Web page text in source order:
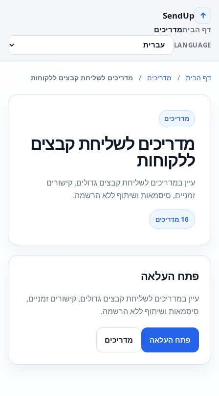
↑
SendUp
דף הביתמדריכים
LANGUAGE
דף הבית / מדריכים / מדריכים לשליחת קבצים ללקוחות
מדריכים
מדריכים לשליחת קבצים
ללקוחות
עיין במדריכים לשליחת קבצים גדולים, קישורים
זמניים, סיסמאות ושיתוף ללא הרשמה.
16 מדריכים
פתח העלאה
עיין במדריכים לשליחת קבצים גדולים, קישורים זמניים,
סיסמאות ושיתוף ללא הרשמה.
פתח העלאה מדריכים